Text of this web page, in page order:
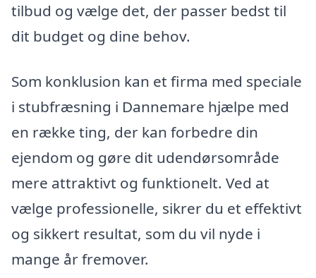
tilbud og vælge det, der passer bedst til
dit budget og dine behov.
Som konklusion kan et firma med speciale
i stubfræsning i Dannemare hjælpe med
en række ting, der kan forbedre din
ejendom og gøre dit udendørsområde
mere attraktivt og funktionelt. Ved at
vælge professionelle, sikrer du et effektivt
og sikkert resultat, som du vil nyde i
mange år fremover.